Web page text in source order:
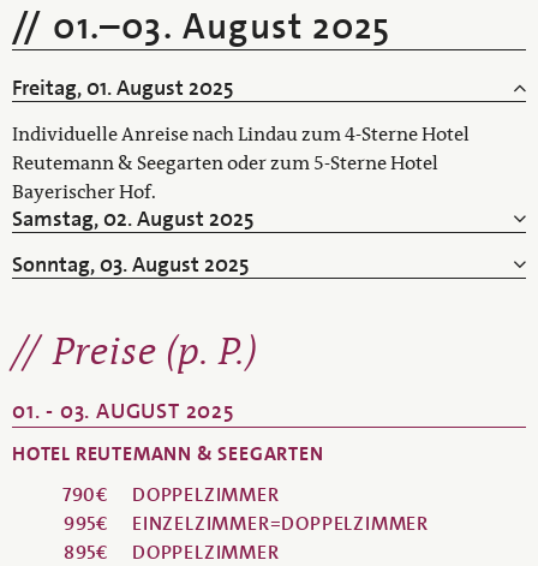
01.–03. August 2025
Freitag, 01. August 2025
Individuelle Anreise nach Lindau zum 4-Sterne Hotel
Reutemann & Seegarten oder zum 5-Sterne Hotel
Bayerischer Hof.
Samstag, 02. August 2025
Sonntag, 03. August 2025
Preise (p. P.)
01. - 03. AUGUST 2025
HOTEL REUTEMANN & SEEGARTEN
790€
DOPPELZIMMER
995€
EINZELZIMMER=DOPPELZIMMER
895€
DOPPELZIMMER